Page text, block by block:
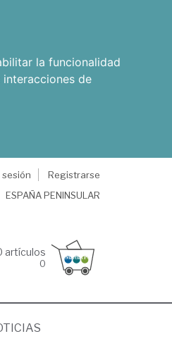
la funcionalidad
de
sesión
Registrarse
ESPAÑA PENINSULAR
artículos
0